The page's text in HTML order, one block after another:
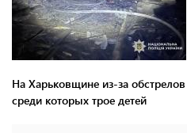
На Харьковщине из-за
среди которых трое детей